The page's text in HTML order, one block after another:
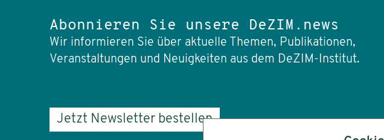
Abonnieren Sie unsere DeZIM.news
Wir informieren Sie über aktuelle Themen, Publikationen,
Veranstaltungen und Neuigkeiten aus dem DeZIM-Institut.
Jetzt Newsletter bestellen